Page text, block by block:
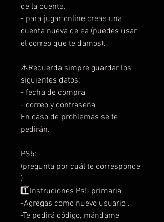
de la cuenta.
- para jugar online creas una
cuenta nueva de ea (puedes usar
el correo que te damos).
⚠️Recuerda simpre guardar los
siguientes datos:
- fecha de compra
- correo y contraseña
En caso de problemas se te
pedirán.
PS5:
(pregunta por cuál te corresponde
)
1️⃣Instruciones Ps5 primaria
-Agregas como nuevo usuario .
-Te pedirá código, mándame